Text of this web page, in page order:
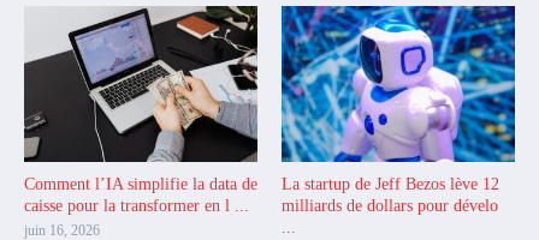
Comment l’IA simplifie la data de
caisse pour la transformer en l ...
juin 16, 2026
La startup de Jeff Bezos lève 12
milliards de dollars pour dévelo